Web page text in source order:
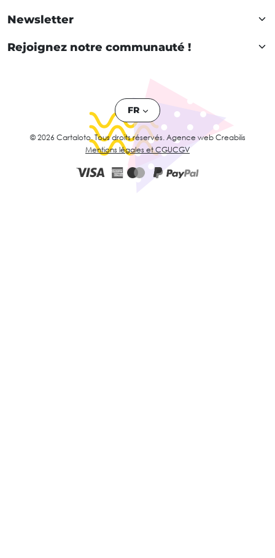
Newsletter
Rejoignez notre communauté !
FR
© 2026 Cartaloto. Tous droits réservés. Agence web Creabilis
Mentions légales et CGUCGV